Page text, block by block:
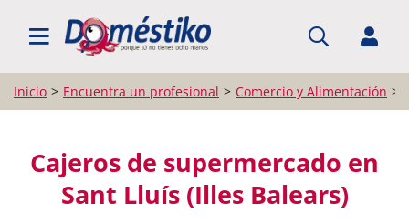
BUSCAR PROFESIONALES
Inicio Encuentra un profesional Comercio y Alimentación
Cajeros de supermercado en
Sant Lluís (Illes Balears)